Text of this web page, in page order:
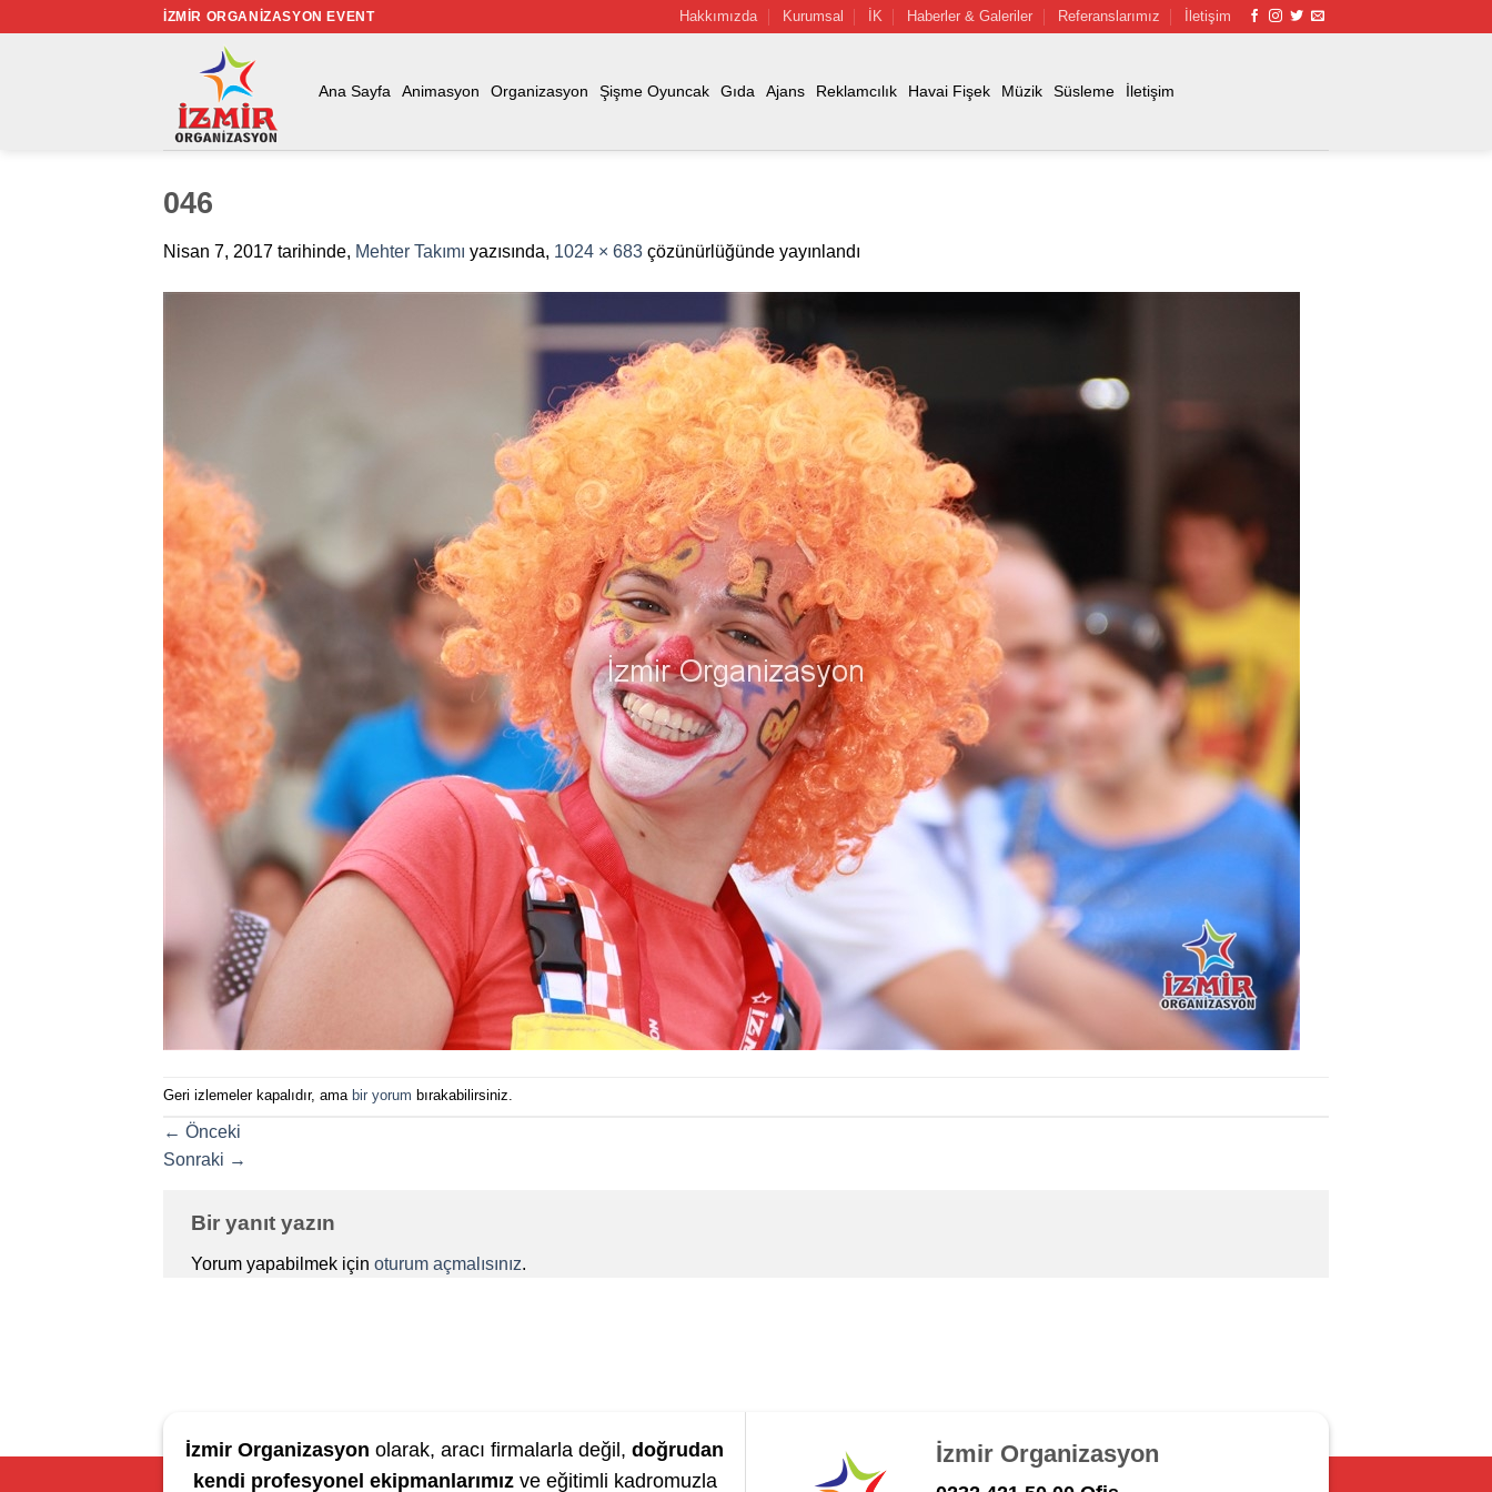
İZMIR ORGANIZASYON EVENT Hakkımızda Kurumsal İK Haberler & Galeriler Referanslarımız İletişim
Ana Sayfa Animasyon Organizasyon Şişme Oyuncak Gıda Ajans Reklamcılık Havai Fişek Müzik Süsleme İletişim
046
Nisan 7, 2017 tarihinde, Mehter Takımı yazısında, 1024 × 683 çözünürlüğünde yayınlandı
Geri izlemeler kapalıdır, ama bir yorum bırakabilirsiniz.
← Önceki
Sonraki →
Bir yanıt yazın
Yorum yapabilmek için oturum açmalısınız.
İzmir Organizasyon olarak, aracı firmalarla değil, doğrudan
kendi profesyonel ekipmanlarımızve eğitimli kadromuzla
İzmir Organizasyon